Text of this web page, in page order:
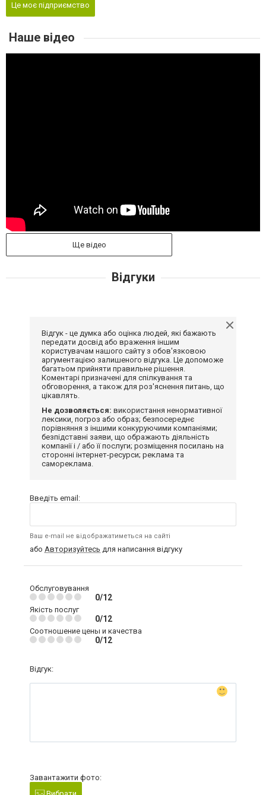
Це моє підприємство
Наше відео
Ще відео
Відгуки
Відгук - це думка або оцінка людей, які бажають
передати досвід або враження іншим
користувачам нашого сайту з обов'язковою
аргументацією залишеного відгука. Це допоможе
багатьом прийняти правильне рішення.
Коментарі призначені для спілкування та
обговорення, а також для роз'яснення питань, що
цікавлять.
Не дозволяється: використання ненормативної
лексики, погроз або образ; безпосереднє
порівняння з іншими конкуруючими компаніями;
безпідставні заяви, що ображають діяльність
компанії і / або її послуги; розміщення посилань на
сторонні інтернет-ресурси; реклама та
самореклама.
Введіть email:
Ваш e-mail не відображатиметься на сайті
або Авторизуйтесь для написання відгуку
Обслуговування
0/12
Якість послуг
0/12
Соотношение цены и качества
0/12
Відгук:
Завантажити фото: